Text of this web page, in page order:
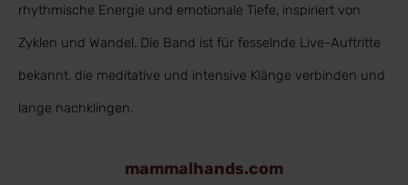
rhythmische Energie und emotionale Tiefe, inspiriert von
Zyklen und Wandel. Die Band ist für fesselnde Live-Auftritte
bekannt, die meditative und intensive Klänge verbinden und
lange nachklingen.
mammalhands.com